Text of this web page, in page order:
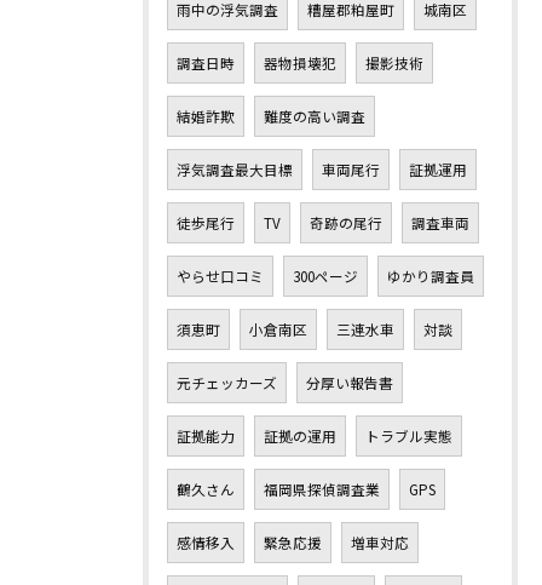
雨中の浮気調査 糟屋郡粕屋町 城南区
調査日時 器物損壊犯 撮影技術
結婚詐欺 難度の高い調査
浮気調査最大目標 車両尾行 証拠運用
徒歩尾行 TV 奇跡の尾行 調査車両
やらせ口コミ 300ページ ゆかり調査員
須恵町 小倉南区 三連水車 対談
元チェッカーズ 分厚い報告書
証拠能力 証拠の運用 トラブル実態
鶴久さん 福岡県探偵調査業 GPS
感情移入 緊急応援 増車対応